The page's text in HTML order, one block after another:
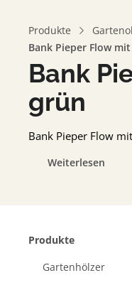
Produkte
Bank Pieper Flow
Bank
grün
Bank Pieper Flow
Weiterlesen
Produkte
Gartenhölzer